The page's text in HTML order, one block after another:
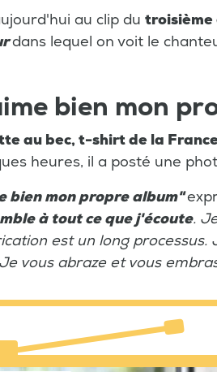
au clip du
dans lequel on voit le
bien mon
au bec, t-shirt de la
heures, il a posté une
bien mon propre album"
à tout ce que j'écoute.
est un long
vous abraze et vous